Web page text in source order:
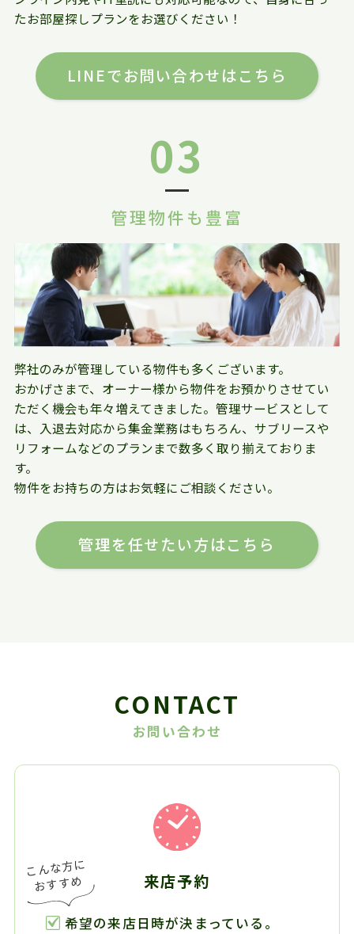
たお部屋探しプランをお選びください！
LINEでお問い合わせはこちら
03
管理物件も豊富
弊社のみが管理している物件も多くございます。
おかげさまで、オーナー様から物件をお預かりさせてい
ただく機会も年々増えてきました。管理サービスとして
は、入退去対応から集金業務はもちろん、サブリースや
リフォームなどのプランまで数多く取り揃えておりま
す。
物件をお持ちの方はお気軽にご相談ください。
管理を任せたい方はこちら
CONTACT
お問い合わせ
来店予約
希望の来店日時が決まっている。